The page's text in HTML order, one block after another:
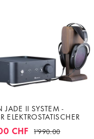
JADE II SYSTEM -
ELEKTROSTATISCHER
CHF 1'990.00